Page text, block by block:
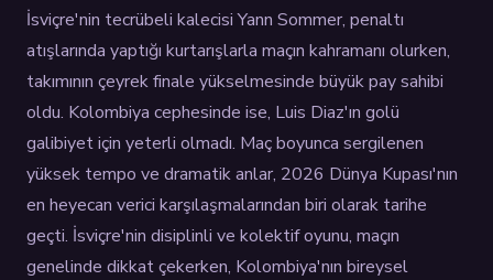
İsviçre'nin tecrübeli kalecisi Yann Sommer, penaltı
atışlarında yaptığı kurtarışlarla maçın kahramanı olurken,
takımının çeyrek finale yükselmesinde büyük pay sahibi
oldu. Kolombiya cephesinde ise, Luis Diaz'ın golü
galibiyet için yeterli olmadı. Maç boyunca sergilenen
yüksek tempo ve dramatik anlar, 2026 Dünya Kupası'nın
en heyecan verici karşılaşmalarından biri olarak tarihe
geçti. İsviçre'nin disiplinli ve kolektif oyunu, maçın
genelinde dikkat çekerken, Kolombiya'nın bireysel